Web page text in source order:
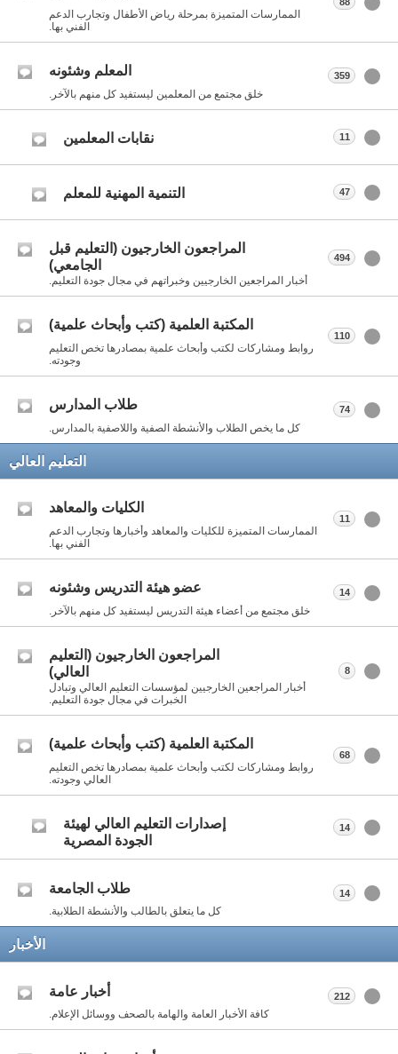
الممارسات المتميزة بمرحلة رياض الأطفال وتجارب الدعم
الفني بها.
المعلم وشئونه
خلق مجتمع من المعلمين ليستفيد كل منهم بالآخر.
359
نقابات المعلمين 11
التنمية المهنية للمعلم 47
المراجعون الخارجيون (التعليم قبل
الجامعي)
أخبار المراجعين الخارجيين وخبراتهم في مجال جودة التعليم.
494
المكتبة العلمية (كتب وأبحاث علمية)
روابط ومشاركات لكتب وأبحاث علمية بمصادرها تخص التعليم
وجودته.
110
طلاب المدارس
كل ما يخص الطلاب والأنشطة الصفية واللاصفية بالمدارس.
74
التعليم العالي
الكليات والمعاهد
الممارسات المتميزة للكليات والمعاهد وأخبارها وتجارب الدعم
الفني بها.
11
عضو هيئة التدريس وشئونه
خلق مجتمع من أعضاء هيئة التدريس ليستفيد كل منهم بالآخر.
14
المراجعون الخارجيون (التعليم
العالي)
أخبار المراجعين الخارجيين لمؤسسات التعليم العالي وتبادل
الخبرات في مجال جودة التعليم.
8
المكتبة العلمية (كتب وأبحاث علمية)
روابط ومشاركات لكتب وأبحاث علمية بمصادرها تخص التعليم
العالي وجودته.
68
إصدارات التعليم العالي لهيئة
الجودة المصرية
14
طلاب الجامعة
كل ما يتعلق بالطالب والأنشطة الطلابية.
14
الأخبار
أخبار عامة
كافة الأخبار العامة والهامة بالصحف ووسائل الإعلام.
212